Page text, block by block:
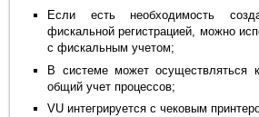
Если есть необходимость
фискальной регистрацией, можно
с фискальным учетом;
В системе может осуществляться
общий учет процессов;
VU интегрируется с чековым